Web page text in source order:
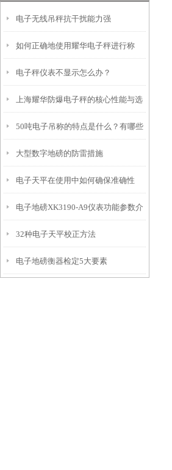
电子无线吊秤抗干扰能力强
如何正确地使用耀华电子秤进行称
重？
电子秤仪表不显示怎么办？
上海耀华防爆电子秤的核心性能与选
型要点
50吨电子吊称的特点是什么？有哪些
优势？
大型数字地磅的防雷措施
电子天平在使用中如何确保准确性
电子地磅XK3190-A9仪表功能参数介
绍
32种电子天平校正方法
电子地磅衡器检定5大要素